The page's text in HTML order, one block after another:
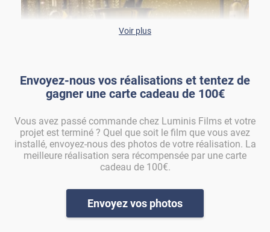
H&M shine doré
Voir plus
Envoyez-nous vos réalisations et tentez de
gagner une carte cadeau de 100€
Vous avez passé commande chez Luminis Films et votre
projet est terminé ? Quel que soit le film que vous avez
installé, envoyez-nous des photos de votre réalisation. La
meilleure réalisation sera récompensée par une carte
cadeau de 100€.
Envoyez vos photos